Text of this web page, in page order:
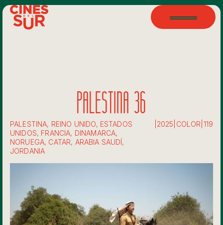
PALESTINA 36
PALESTINA, REINO UNIDO, ESTADOS
UNIDOS, FRANCIA, DINAMARCA,
NORUEGA, CATAR, ARABIA SAUDÍ,
JORDANIA
2025 COLOR 119